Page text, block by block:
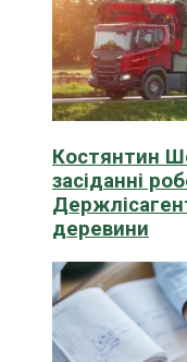
Костянтин
засіданні
деревини